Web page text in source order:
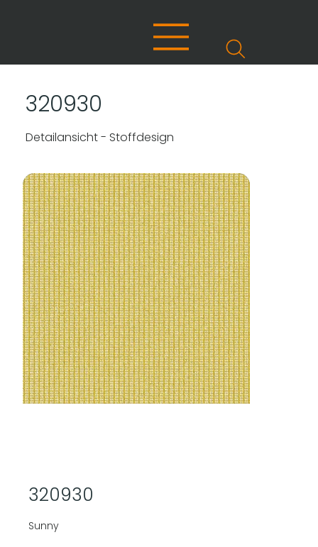
320930
Detailansicht - Stoffdesign
320930
Sunny